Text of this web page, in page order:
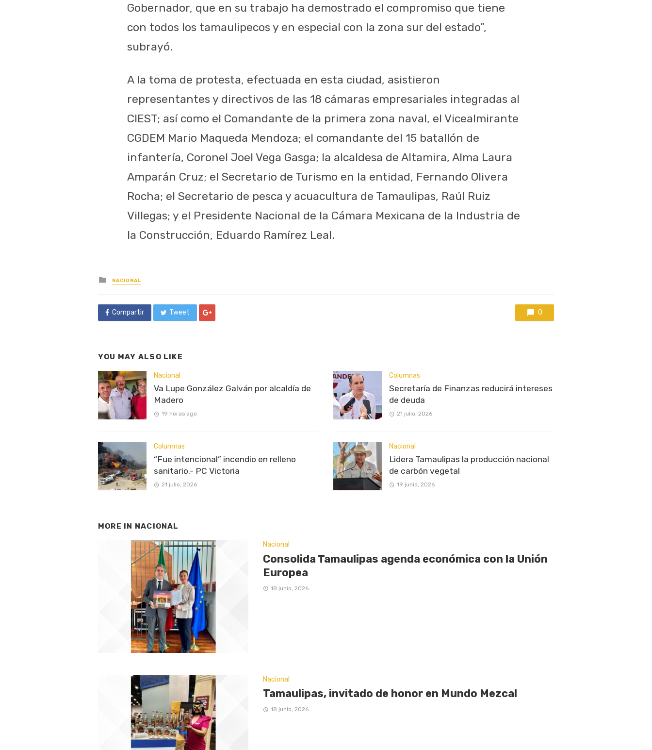
Gobernador, que en su trabajo ha demostrado el compromiso que tiene
con todos los tamaulipecos y en especial con la zona sur del estado”,
subrayó.
A la toma de protesta, efectuada en esta ciudad, asistieron
representantes y directivos de las 18 cámaras empresariales integradas al
CIEST; así como el Comandante de la primera zona naval, el Vicealmirante
CGDEM Mario Maqueda Mendoza; el comandante del 15 batallón de
infantería, Coronel Joel Vega Gasga; la alcaldesa de Altamira, Alma Laura
Amparán Cruz; el Secretario de Turismo en la entidad, Fernando Olivera
Rocha; el Secretario de pesca y acuacultura de Tamaulipas, Raúl Ruiz
Villegas; y el Presidente Nacional de la Cámara Mexicana de la Industria de
la Construcción, Eduardo Ramírez Leal.
Posted
in
NACIONAL
Compartir Tweet 0
YOU MAY ALSO LIKE
Nacional
Va Lupe González Galván por alcaldía de
Madero
19 horas ago
Columnas
“Fue intencional” incendio en relleno
sanitario.- PC Victoria
21 julio, 2026
Columnas
Secretaría de Finanzas reducirá intereses
de deuda
21 julio, 2026
Nacional
Lidera Tamaulipas la producción nacional
de carbón vegetal
19 junio, 2026
MORE IN NACIONAL
Nacional
Consolida Tamaulipas agenda económica con la Unión
Europea
18 junio, 2026
Nacional
Tamaulipas, invitado de honor en Mundo Mezcal
18 junio, 2026